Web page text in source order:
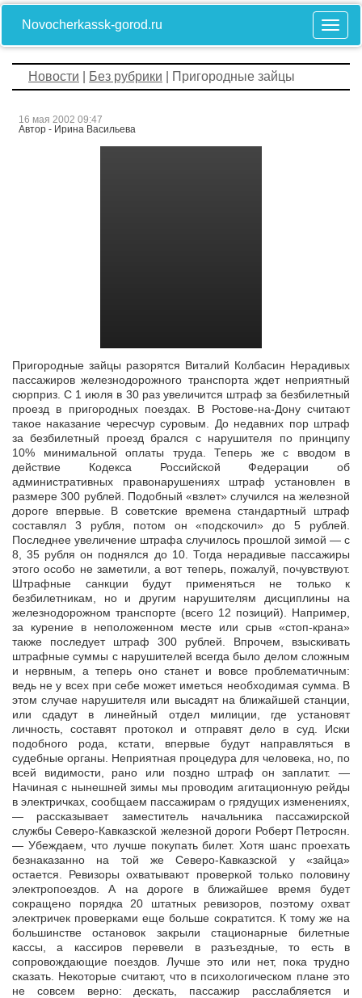
Novocherkassk-gorod.ru
Новости Без рубрики | Пригородные зайцы
16 мая 2002 09:47
Автор - Ирина Васильева
Пригородные зайцы разорятся Виталий Колбасин Нерадивых
пассажиров железнодорожного транспорта ждет неприятный
сюрприз. С 1 июля в 30 раз увеличится штраф за безбилетный
проезд в пригородныхпоездах. В Ростове-на-Дону считают
такое наказание чересчур суровым. До недавних пор штраф
за безбилетный проезд брался с нарушителя по принципу
10% минимальной оплаты труда. Теперь же с вводом в
действие Кодекса Российской Федерации об
административных правонарушениях штраф установлен в
размере 300 рублей. Подобный «взлет» случился на железной
дороге впервые. В советские времена стандартный штраф
составлял 3 рубля, потом он «подскочил» до 5 рублей.
Последнее увеличение штрафа случилось прошлой зимой — с
8, 35 рубля он поднялся до 10. Тогда нерадивые пассажиры
этого особо не заметили, а вот теперь, пожалуй, почувствуют.
Штрафные санкции будут применяться не только к
безбилетникам, но и другим нарушителям дисциплины на
железнодорожном транспорте (всего 12 позиций). Например,
за курение в неположенном месте или срыв «стоп-крана»
также последует штраф 300 рублей. Впрочем, взыскивать
штрафные суммы с нарушителей всегда было делом сложным
и нервным, а теперь оно станет и вовсе проблематичным:
ведь не у всех при себе может иметься необходимая сумма. В
этом случае нарушителя или высадят на ближайшей станции,
или сдадут в линейный отдел милиции, где установят
личность, составят протокол и отправят дело в суд. Иски
подобного рода, кстати, впервые будут направляться в
судебные органы. Неприятная процедура для человека, но, по
всей видимости, рано или поздно штраф он заплатит. —
Начиная с нынешней зимы мы проводим агитационную рейды
в электричках, сообщаем пассажирам о грядущих изменениях,
— рассказывает заместитель начальника пассажирской
службы Северо-Кавказской железной дороги Роберт Петросян.
— Убеждаем, что лучше покупать билет. Хотя шанс проехать
безнаказанно на той же Северо-Кавказской у «зайца»
остается. Ревизоры охватывают проверкой только половину
электропоездов. А на дороге в ближайшее время будет
сокращено порядка 20 штатных ревизоров, поэтому охват
электричек проверками еще больше сократится. К тому же на
большинстве остановок закрыли стационарные билетные
кассы, а кассиров перевели в разъездные, то есть в
сопровождающие поездов. Лучше это или нет, пока трудно
сказать. Некоторые считают, что в психологическом плане это
не совсем верно: дескать, пассажир расслабляется и